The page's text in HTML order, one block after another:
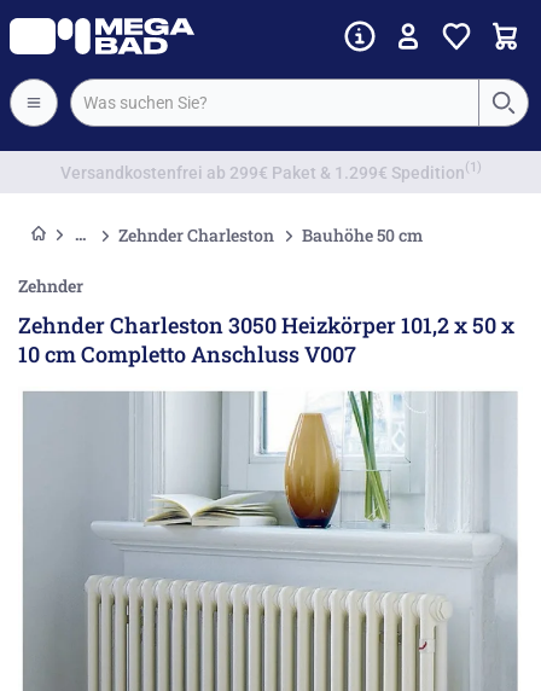
Vorkassenrabatt
Zehnder Charleston Bauhöhe 50 cm
Zehnder
Zehnder Charleston 3050 Heizkörper 101,2 x 50 x
10 cm Completto Anschluss V007